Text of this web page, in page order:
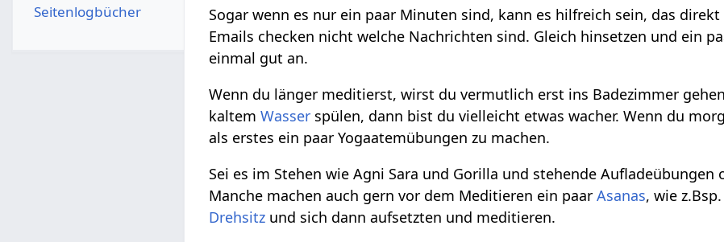
Sogar wenn es nur ein paar Minuten sind, kann es hilfreich sein, das
Emails checken nicht welche Nachrichten sind. Gleich hinsetzen und ein
einmal gut an.
Wenn du länger meditierst, wirst du vermutlich erst ins Badezimmer
kaltemWasser spülen, dann bist du vielleicht etwas wacher. Wenn du
als erstes ein paar Yogaatemübungen zu machen.
Sei es im Stehen wie Agni Sara und Gorilla und stehende Aufladeübungen
Manche machen auch gern vor dem Meditieren ein paarAsanas, wie z.Bsp.
Drehsitz und sich dann aufsetzten und meditieren.
Seitenlogbücher